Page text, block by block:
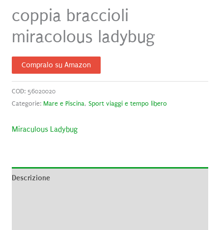
coppia braccioli
miracolous ladybug
Compralo su Amazon
COD: 56020020
Categorie: Mare e Piscina, Sport viaggi e tempo libero
Miraculous Ladybug
Descrizione